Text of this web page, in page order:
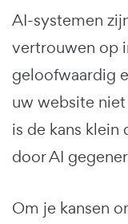
AI-systemen
vertrouwen op
geloofwaardig
uw website
is de kans
door AI
Om je kansen